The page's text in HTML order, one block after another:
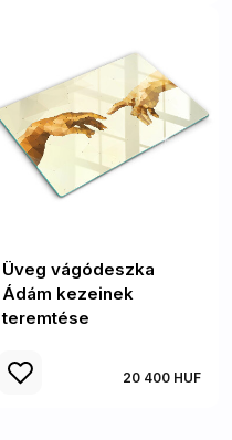
Üveg vágódeszka
Ádám kezeinek
teremtése
20 400 HUF